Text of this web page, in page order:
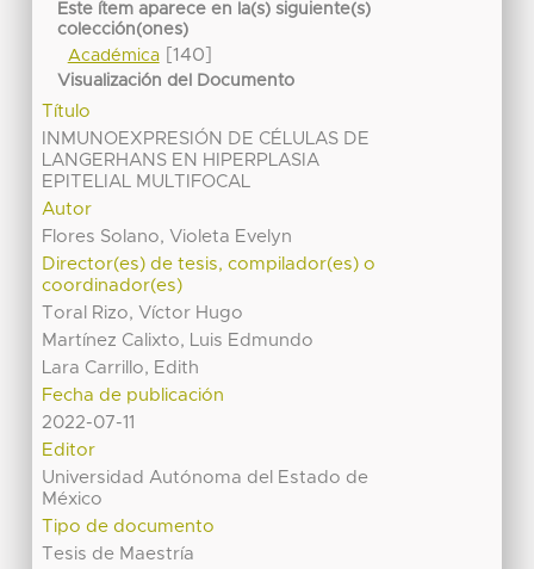
Este ítem aparece en la(s) siguiente(s)
colección(ones)
Académica[140]
Visualización del Documento
Título
INMUNOEXPRESIÓN DE CÉLULAS DE
LANGERHANS EN HIPERPLASIA
EPITELIAL MULTIFOCAL
Autor
Flores Solano, Violeta Evelyn
Director(es) de tesis, compilador(es) o
coordinador(es)
Toral Rizo, Víctor Hugo
Martínez Calixto, Luis Edmundo
Lara Carrillo, Edith
Fecha de publicación
2022-07-11
Editor
Universidad Autónoma del Estado de
México
Tipo de documento
Tesis de Maestría